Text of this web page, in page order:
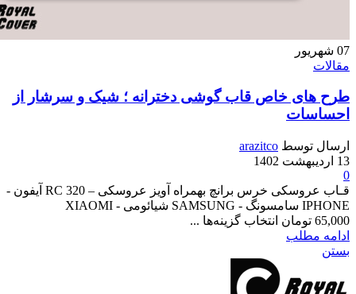
خاص قاب گوشی دخترانه ؛ شیک و سرشار از
arazitco
قـاب عروسکی خرس برانچ بهمراه آویز عروسکی – RC 320 آیفون -
IPHONE سامسونگ - SAMSUNG شیائومی - XIAOMI